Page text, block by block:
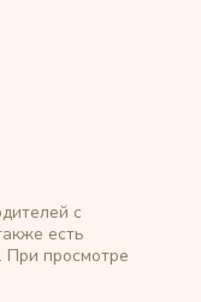
с
есть
При просмотре